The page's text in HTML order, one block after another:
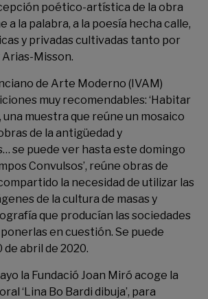
poético-artística de la obra
a la palabra, a la poesía hecha calle,
y privadas cultivadas tanto por
Misson.
de Arte Moderno (IVAM)
muy recomendables: ‘Habitar
una muestra que reúne un mosaico
de la antigüedad y
se puede ver hasta este domingo
Convulsos’, reúne obras de
la necesidad de utilizar las
de la cultura de masas y
que producían las sociedades
en cuestión. Se puede
abril de 2020.
la Fundació Joan Miró acoge la
‘Lina Bo Bardi dibuja’, para